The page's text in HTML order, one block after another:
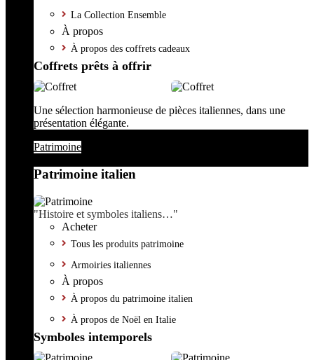
La Collection Ensemble
À propos
À propos des coffrets cadeaux
Coffrets prêts à offrir
Une sélection harmonieuse de pièces italiennes, dans une
présentation élégante.
Patrimoine
Patrimoine italien
"Histoire et symboles italiens…"
Acheter
Tous les produits patrimoine
Armoiries italiennes
À propos
À propos du patrimoine italien
À propos de Noël en Italie
Symboles intemporels